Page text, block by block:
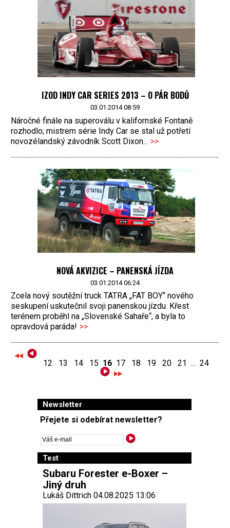
IZOD INDY CAR SERIES 2013 – O PÁR BODŮ
03.01.2014 08:59
Náročné finále na superoválu v kalifornské Fontaně
rozhodlo; mistrem série Indy Car se stal už potřetí
novozélandský závodník Scott Dixon... >>
NOVÁ AKVIZICE – PANENSKÁ JÍZDA
03.01.2014 06:24
Zcela nový soutěžní truck TATRA „FAT BOY“ nového
seskupení uskutečnil svoji panenskou jízdu. Křest
terénem proběhl na „Slovenské Sahaře“, a byla to
opravdová paráda! >>
12 13 14 15 16 17 18 19 20 21 ... 24
Newsletter
Přejete si odebírat newsletter?
Test
Subaru Forester e-Boxer –
Jiný druh
Lukáš Dittrich 04.08.2025 13:06